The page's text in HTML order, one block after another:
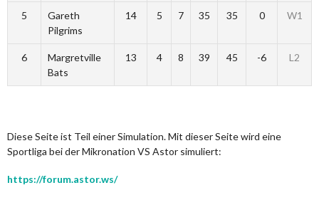
5
Gareth
Pilgrims
14 5 7 35 35 0 W1
6
Margretville
Bats
13 4 8 39 45 -6 L2
Diese Seite ist Teil einer Simulation. Mit dieser Seite wird eine
Sportliga bei der Mikronation VS Astor simuliert:
https://forum.astor.ws/